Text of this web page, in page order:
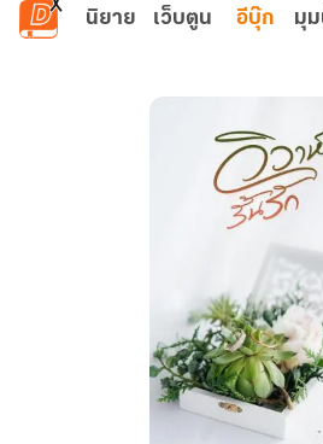
ข้ามไปยังเนื้อหาหลัก
นิยาย เว็บตูน อีบุ๊ก มุ